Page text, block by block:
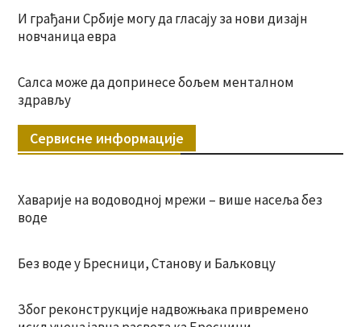
И грађани Србије могу да гласају за нови дизајн
новчаница евра
Салса може да допринесе бољем менталном
здрављу
Сервисне информације
Хаварије на водоводној мрежи – више насеља без
воде
Без воде у Бресници, Станову и Баљковцу
Због реконструкције надвожњака привремено